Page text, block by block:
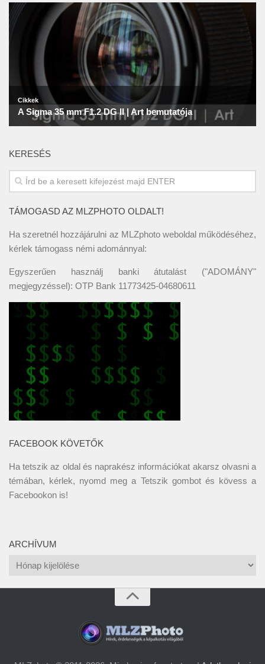
KERESÉS
TÁMOGASD AZ MLZPHOTO OLDALT!
Ha szeretnél hozzájárulni az MLZphoto weboldal működéséhez,
kérlek támogass némi adománnyal:
Egyszerűen használj banki átutalást ("ADOMÁNY"
megjegyzéssel): OTP Bank 11773425-04680611
FACEBOOK KÖVETŐK
Ha tetszik az oldal és naprakész információkat akarsz olvasni a
témában, kérlek, nyomd meg a Tetszik gombot és kövess a
Facebookon is!
ARCHÍVUM
Archívum